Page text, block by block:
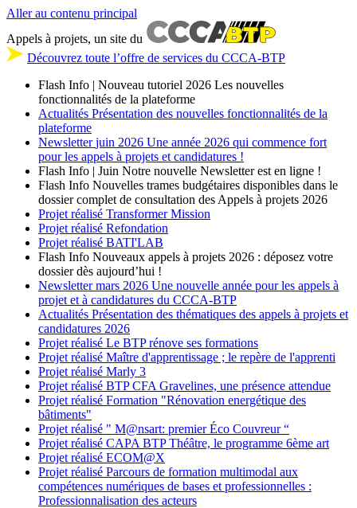
Aller au contenu principal
Appels à projets, un site du
Découvrez toute l’offre de services du CCCA-BTP
Flash Info | Nouveau tutoriel 2026 Les nouvelles
fonctionnalités de la plateforme
Actualités Présentation des nouvelles fonctionnalités de la
plateforme
Newsletter juin 2026 Une année 2026 qui commence fort
pour les appels à projets et candidatures !
Flash Info | Juin Notre nouvelle Newsletter est en ligne !
Flash Info Nouvelles trames budgétaires disponibles dans le
dossier complet de consultation des Appels à projets 2026
Projet réalisé Transformer Mission
Projet réalisé Refondation
Projet réalisé BATI'LAB
Flash Info Nouveaux appels à projets 2026 : déposez votre
dossier dès aujourd’hui !
Newsletter mars 2026 Une nouvelle année pour les appels à
projet et à candidatures du CCCA-BTP
Actualités Présentation des thématiques des appels à projets et
candidatures 2026
Projet réalisé Le BTP rénove ses formations
Projet réalisé Maître d'apprentissage ; le repère de l'apprenti
Projet réalisé Marly 3
Projet réalisé BTP CFA Gravelines, une présence attendue
Projet réalisé Formation "Rénovation energétique des
bâtiments"
Projet réalisé " M@nsart: premier Éco Couvreur “
Projet réalisé CAPA BTP Théâtre, le programme 6ème art
Projet réalisé ECOM@X
Projet réalisé Parcours de formation multimodal aux
compétences numériques de bases et professionnelles :
Professionnalisation des acteurs